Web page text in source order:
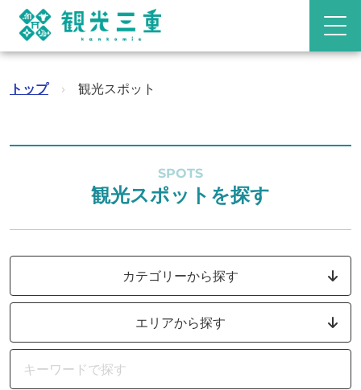
トップ › 観光スポット
SPOTS
観光スポットを探す
カテゴリーから探す
エリアから探す